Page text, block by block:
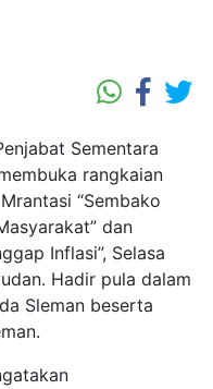
Sementara
rangkaian
“Sembako
dan
Inflasi”, Selasa
Hadir pula dalam
Sleman beserta